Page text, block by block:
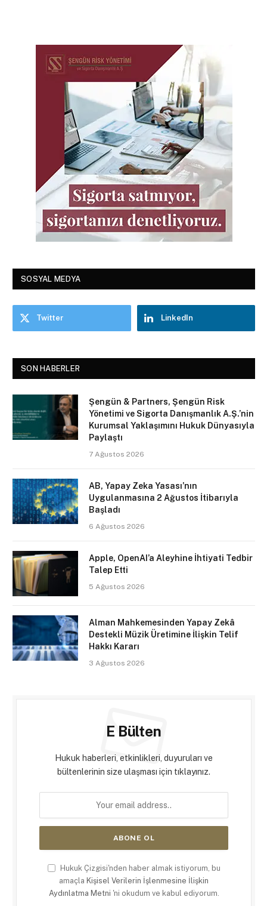
SOSYAL MEDYA
Twitter LinkedIn
SON HABERLER
Şengün & Partners, Şengün Risk
Yönetimi ve Sigorta Danışmanlık A.Ş.’nin
Kurumsal Yaklaşımını Hukuk Dünyasıyla
Paylaştı
7 Ağustos 2026
AB, Yapay Zeka Yasası’nın
Uygulanmasına 2 Ağustos İtibarıyla
Başladı
6 Ağustos 2026
Apple, OpenAI’a Aleyhine İhtiyati Tedbir
Talep Etti
5 Ağustos 2026
Alman Mahkemesinden Yapay Zekâ
Destekli Müzik Üretimine İlişkin Telif
Hakkı Kararı
3 Ağustos 2026
E Bülten
Hukuk haberleri, etkinlikleri, duyuruları ve
bültenlerinin size ulaşması için tıklayınız.
Hukuk Çizgisi'nden haber almak istiyorum, bu
amaçla Kişisel Verilerin İşlenmesine İlişkin
Aydınlatma Metni 'ni okudum ve kabul ediyorum.